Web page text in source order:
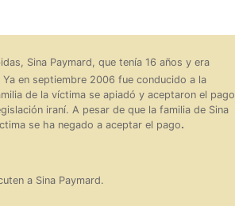
Sina Paymard, que tenía 16 años y era
en septiembre 2006 fue conducido a la
de la víctima se apiadó y aceptaron el pago
iraní. A pesar de que la familia de Sina
se ha negado a aceptar el pago.
a Sina Paymard.